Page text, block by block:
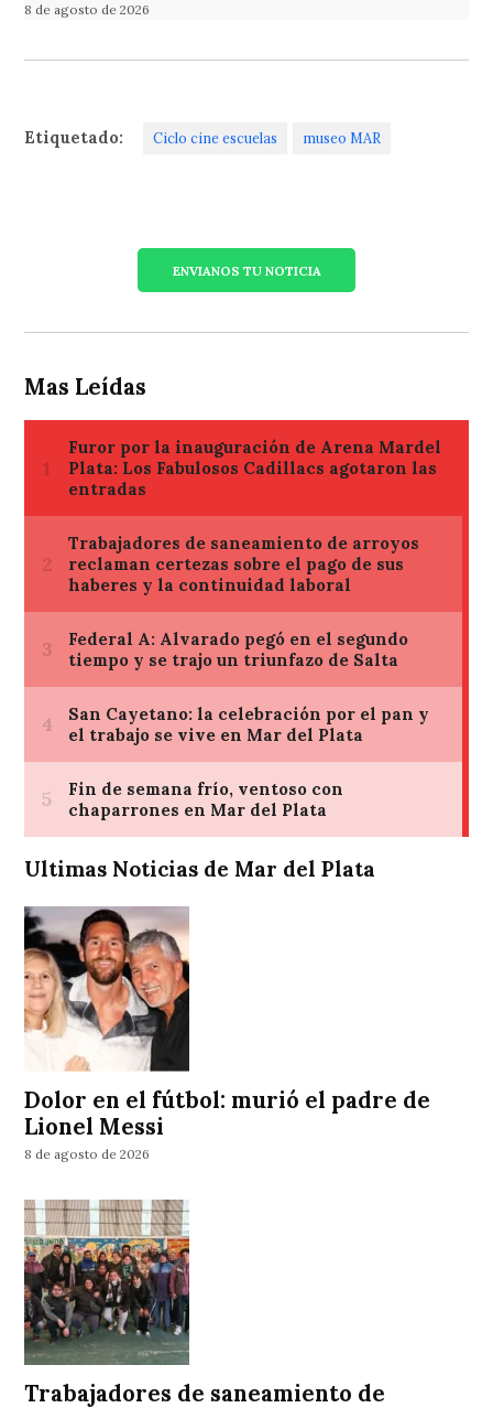
8 de agosto de 2026
Etiquetado: Ciclo cine escuelas museo MAR
ENVIANOS TU NOTICIA
Mas Leídas
Ultimas Noticias de Mar del Plata
Dolor en el fútbol: murió el padre de
Lionel Messi
8 de agosto de 2026
Trabajadores de saneamiento de